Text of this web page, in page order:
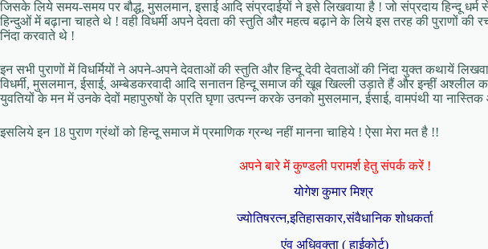
जिसके लिये समय-समय पर बौद्ध, मुसलमान, इसाई आदि संप्रदाईयों ने इसे लिखवाया है ! जो संप्रदाय हिन्दू
हिन्दुओं में बढ़ाना चाहते थे ! वही विधर्मी अपने देवता की स्तुति और महत्व बढ़ाने के लिये इस तरह की पुराणों की
निंदा करवाते थे !
इन सभी पुराणों में विधर्मियों ने अपने-अपने देवताओं की स्तुति और हिन्दू देवी देवताओं की निंदा युक्त कथायें
विधर्मी, मुसलमान, ईसाई, अम्बेडकरवादी आदि सनातन हिन्दू समाज की खूब खिल्ली उड़ाते हैं और इन्हीं
युवतियों के मन में उनके देवों महापुरुषों के प्रति घृणा उत्पन्न करके उनको मुसलमान, ईसाई, वामपंथी या
इसलिये इन 18 पुराण ग्रंथों को हिन्दू समाज में प्रमाणिक ग्रन्थ नहीं मानना चाहिये ! ऐसा मेरा मत है !!
अपने बारे में कुण्डली परामर्श हेतु संपर्क करें !
योगेश कुमार मिश्र
ज्योतिषरत्न,इतिहासकार,संवैधानिक शोधकर्ता
एंव अधिवक्ता ( हाईकोर्ट)